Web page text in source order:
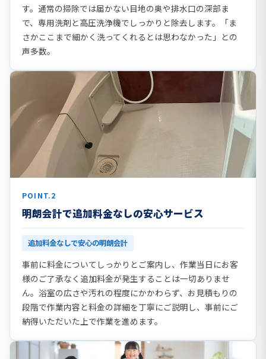
す。通常の掃除では届かない目地の奥や排水口の深部ま
で、専用洗剤と高圧洗浄機でしっかりと除去します。「ま
さかここまで細かく洗ってくれるとは思わなかった」との
声多数。
POINT.2
明朗会計で追加料金なしの安心サービス
追加料金なしで安心の明朗会計
事前に料金についてしっかりとご案内し、作業当日にお客
様のご了承なく追加料金が発生することは一切ありませ
ん。浴室の広さや汚れの程度にかかわらず、お見積もりの
段階で作業内容と料金の詳細を丁寧にご説明し、事前にご
納得いただいた上で作業を進めます。